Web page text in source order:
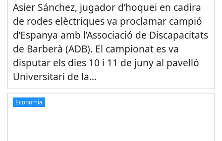
Asier Sánchez, jugador d’hoquei en cadira
de rodes elèctriques va proclamar campió
d’Espanya amb l’Associació de Discapacitats
de Barberà (ADB). El campionat es va
disputar els dies 10 i 11 de juny al pavelló
Universitari de la...
Economia